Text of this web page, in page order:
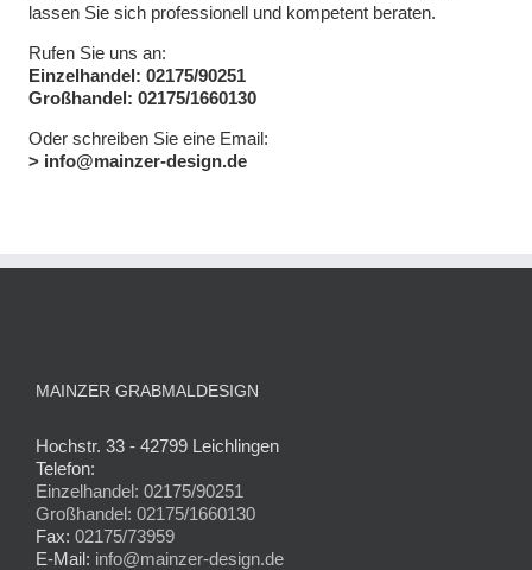
lassen Sie sich professionell und kompetent beraten.
Rufen Sie uns an:
Einzelhandel: 02175/90251
Großhandel: 02175/1660130
Oder schreiben Sie eine Email:
> info@mainzer-design.de
MAINZER GRABMALDESIGN
Hochstr. 33 - 42799 Leichlingen
Telefon:
Einzelhandel: 02175/90251
Großhandel: 02175/1660130
Fax: 02175/73959
E-Mail: info@mainzer-design.de